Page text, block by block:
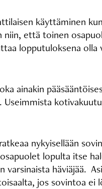
käyttäminen
että toinen
lopputuloksena olla
ainakin
nykyisellään
lopulta itse
varsinaista häviäjää.
jos sovintoa ei